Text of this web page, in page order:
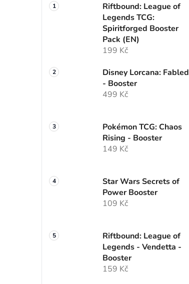
Riftbound: League of
Legends TCG:
Spiritforged Booster
Pack (EN)
199 Kč
Disney Lorcana: Fabled
- Booster
499 Kč
Pokémon TCG: Chaos
Rising - Booster
149 Kč
Star Wars Secrets of
Power Booster
109 Kč
Riftbound: League of
Legends - Vendetta -
Booster
159 Kč